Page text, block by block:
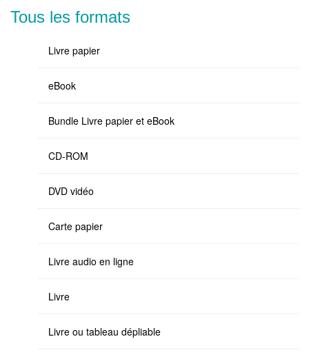
Tous les formats
Livre papier
eBook
Bundle Livre papier et eBook
CD-ROM
DVD vidéo
Carte papier
Livre audio en ligne
Livre
Livre ou tableau dépliable